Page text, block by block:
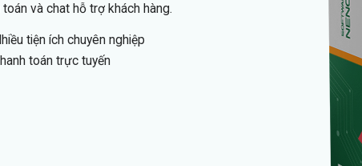
và chat hỗ trợ khách hàng.
tiện ích chuyên nghiệp
toán trực tuyến